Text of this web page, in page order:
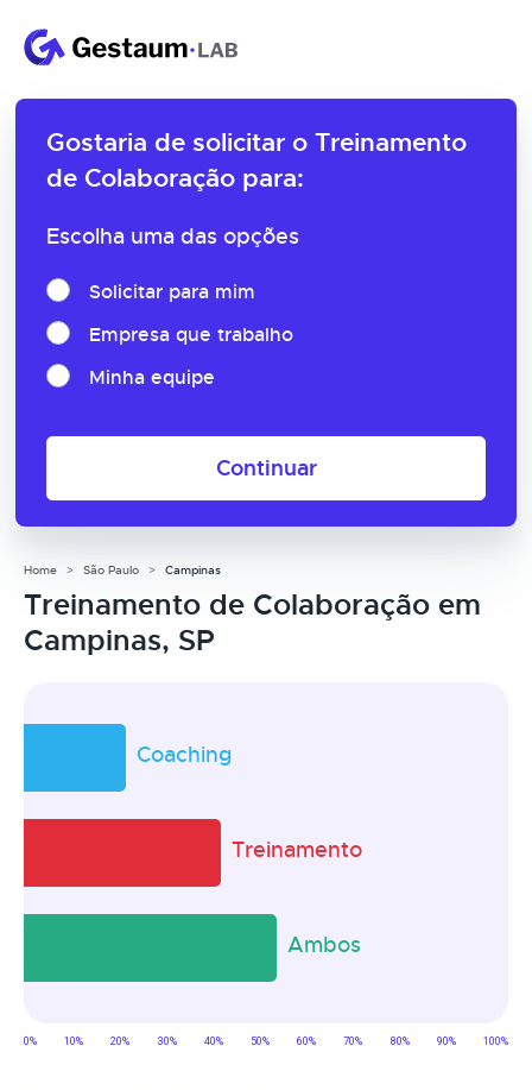
Gostaria de solicitar o Treinamento
de Colaboração para:
Escolha uma das opções
Solicitar para mim
Empresa que trabalho
Minha equipe
Continuar
Home São Paulo Campinas
Treinamento de Colaboração em
Campinas, SP